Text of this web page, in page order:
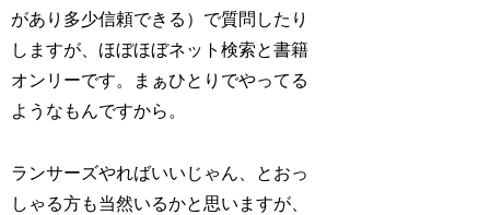
があり多少信頼できる）で質問したり
しますが、ほぼほぼネット検索と書籍
オンリーです。まぁひとりでやってる
ようなもんですから。
ランサーズやればいいじゃん、とおっ
しゃる方も当然いるかと思いますが、